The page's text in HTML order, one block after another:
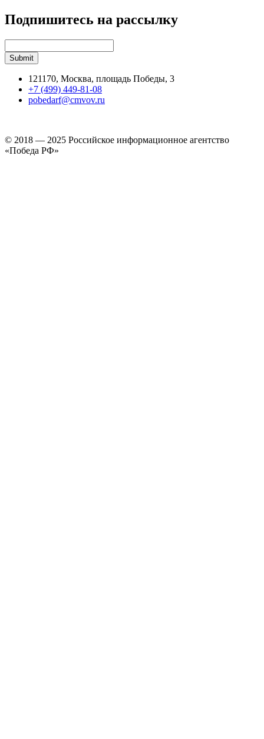
Подпишитесь на рассылку
121170, Москва, площадь Победы, 3
+7 (499) 449-81-08
pobedarf@cmvov.ru
© 2018 — 2025 Российское информационное агентство
«Победа РФ»